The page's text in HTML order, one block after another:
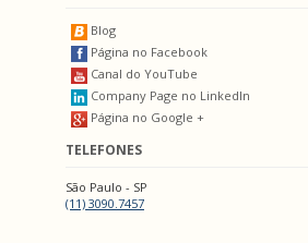
Blog
Página no Facebook
Canal do YouTube
Company Page no LinkedIn
Página no Google +
TELEFONES
São Paulo - SP
(11) 3090.7457